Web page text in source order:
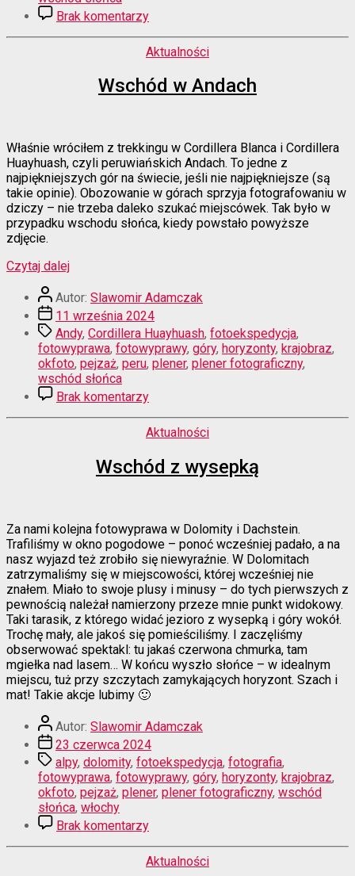
Brak komentarzydo
Władca
Duchów
(w
punkcie)
Kategorie
Aktualności
Wschód w Andach
Właśnie wróciłem z trekkingu w Cordillera Blanca i Cordillera
Huayhuash, czyli peruwiańskich Andach. To jedne z
najpiękniejszych gór na świecie, jeśli nie najpiękniejsze (są
takie opinie). Obozowanie w górach sprzyja fotografowaniu w
dziczy – nie trzeba daleko szukać miejscówek. Tak było w
przypadku wschodu słońca, kiedy powstało powyższe
zdjęcie.
Czytaj dalej“Wschód
Andach”
Autor
wpisu
Autor: Slawomir Adamczak
Data
wpisu
11 września 2024
TagiAndy, Cordillera Huayhuash, fotoekspedycja,
fotowyprawa, fotowyprawy, góry, horyzonty, krajobraz,
okfoto, pejzaż, peru, plener, plener fotograficzny,
wschód słońca
Brak komentarzydo
w
AndachKategorie
Aktualności
Wschód z wysepką
Za nami kolejna fotowyprawa w Dolomity i Dachstein.
Trafiliśmy w okno pogodowe – ponoć wcześniej padało, a na
nasz wyjazd też zrobiło się niewyraźnie. W Dolomitach
zatrzymaliśmy się w miejscowości, której wcześniej nie
znałem. Miało to swoje plusy i minusy – do tych pierwszych z
pewnością należał namierzony przeze mnie punkt widokowy.
Taki tarasik, z którego widać jezioro z wysepką i góry wokół.
Trochę mały, ale jakoś się pomieściliśmy. I zaczęliśmy
obserwować spektakl: tu jakaś czerwona chmurka, tam
mgiełka nad lasem… W końcu wyszło słońce – w idealnym
miejscu, tuż przy szczytach zamykających horyzont. Szach i
mat! Takie akcje lubimy 🙂
Autor
wpisu
Autor: Slawomir Adamczak
Data
wpisu
23 czerwca 2024
Tagialpy, dolomity, fotoekspedycja, fotografia,
fotowyprawa, fotowyprawy, góry, horyzonty, krajobraz,
okfoto, pejzaż, plener, plener fotograficzny, wschód
słońca, włochy
Brak komentarzydo
Wschód
z
wysepkąKategorie
Aktualności